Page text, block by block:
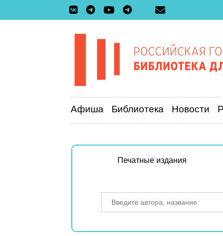
Афиша Библиотека Новости
Печатные издания